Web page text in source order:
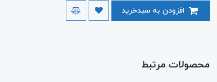
محصولات مرتبط